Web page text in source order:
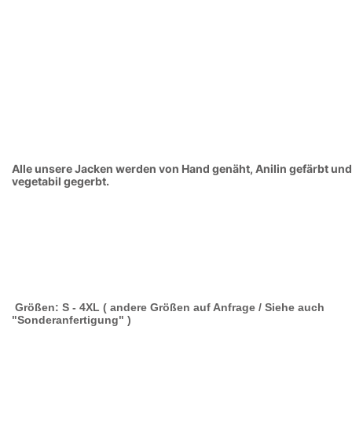
Alle unsere Jacken werden von Hand genäht, Anilin gefärbt und
vegetabil gegerbt.
Größen: S - 4XL ( andere Größen auf Anfrage / Siehe auch
"Sonderanfertigung" )